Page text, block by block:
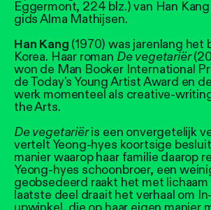
Eggermont, 224 blz.) van Han
gids Alma Mathijsen.
Han Kang (1970) was jarenlang
Korea. Haar roman De vegetariër
won de Man Booker International
de Today's Young Artist Award en
werk momenteel als creative-
the Arts.
De vegetariëris een onvergetelijk
vertelt Yeong-hyes koortsige
manier waarop haar familie
Yeong-hyes schoonbroer, een
geobsedeerd raakt het met
laatste deel draait het verhaal om